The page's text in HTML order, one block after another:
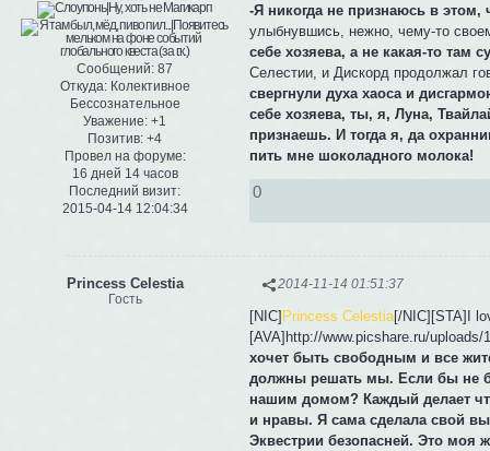
Сообщений: 87
Откуда:Колективное
Бессознательное
Уважение: +1
Позитив: +4
Провел на форуме:
16 дней 14 часов
Последний визит:
2015-04-14 12:04:34
-Я никогда не признаюсь в этом,
улыбнувшись, нежно, чему-то
себе хозяева, а не какая-то там
Селестии, и Дискорд продолжал
свергнули духа хаоса и
себе хозяева, ты, я, Луна,
признаешь. И тогда я, да
пить мне шоколадного молока!
0
2014-11-14 01:51:37
Princess Celestia
Гость
[NIC] Princess Celestia[/NIC][STA]I
[AVA]http://www.picshare.ru/
хочет быть свободным и все
должны решать мы. Если бы не
нашим домом? Каждый делает
и нравы. Я сама сделала свой
Эквестрии безопасней. Это моя